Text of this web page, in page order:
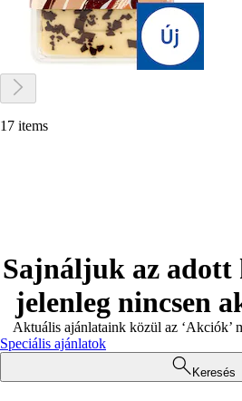
17 items
Sajnáljuk az adott
jelenleg nincsen
Aktuális ajánlataink közül az ‘Akciók’
Speciális ajánlatok
Keresés